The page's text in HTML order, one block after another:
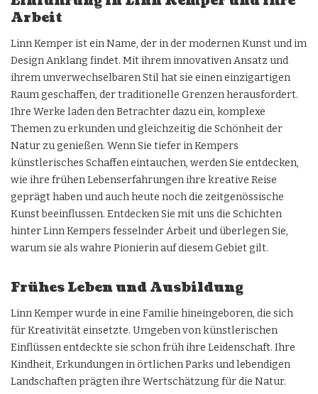
Arbeit
Linn Kemper ist ein Name, der in der modernen Kunst und im
Design Anklang findet. Mit ihrem innovativen Ansatz und
ihrem unverwechselbaren Stil hat sie einen einzigartigen
Raum geschaffen, der traditionelle Grenzen herausfordert.
Ihre Werke laden den Betrachter dazu ein, komplexe
Themen zu erkunden und gleichzeitig die Schönheit der
Natur zu genießen. Wenn Sie tiefer in Kempers
künstlerisches Schaffen eintauchen, werden Sie entdecken,
wie ihre frühen Lebenserfahrungen ihre kreative Reise
geprägt haben und auch heute noch die zeitgenössische
Kunst beeinflussen. Entdecken Sie mit uns die Schichten
hinter Linn Kempers fesselnder Arbeit und überlegen Sie,
warum sie als wahre Pionierin auf diesem Gebiet gilt.
Frühes Leben und Ausbildung
Linn Kemper wurde in eine Familie hineingeboren, die sich
für Kreativität einsetzte. Umgeben von künstlerischen
Einflüssen entdeckte sie schon früh ihre Leidenschaft. Ihre
Kindheit, Erkundungen in örtlichen Parks und lebendigen
Landschaften prägten ihre Wertschätzung für die Natur.